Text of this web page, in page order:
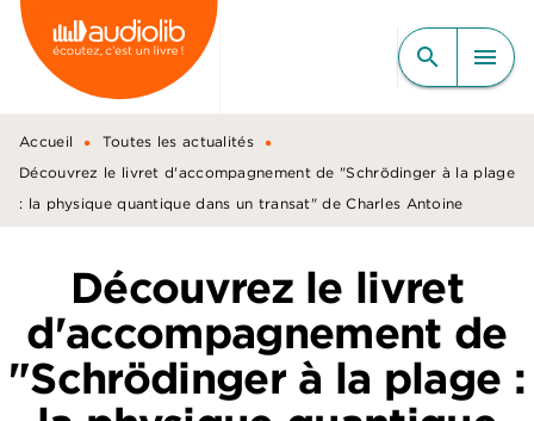
MENU RECHERCHE
CONTENU
PIED DE PAGE
search menu
Accueil • Toutes les actualités •
Découvrez le livret d'accompagnement de "Schrödinger à la plage
: la physique quantique dans un transat" de Charles Antoine
Découvrez le livret
d'accompagnement de
"Schrödinger à la plage :